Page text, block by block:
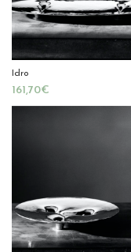
Idro
€